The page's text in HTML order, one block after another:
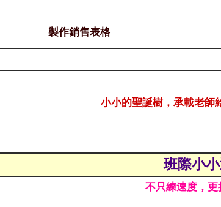
製作銷售表格
小小的聖誕樹，承載老師
班際小
不只練速度，